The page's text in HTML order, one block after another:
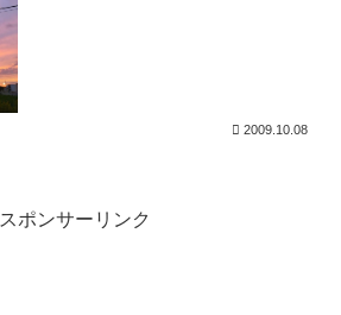
2009.10.08
スポンサーリンク